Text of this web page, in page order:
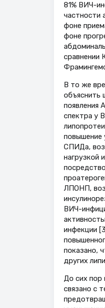
81% ВИЧ-
частности
фоне
фоне
сравнении
В то же
объяснить
появления
спектра у
повышение
СПИДа,
нагрузкой
ЛПОНП,
ВИЧ-
инфекции
показано,
других
До сих пор
связано с